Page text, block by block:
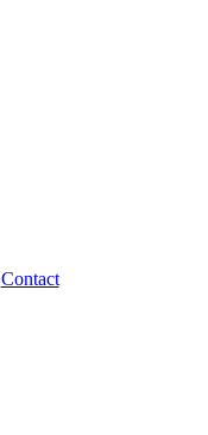
Contact